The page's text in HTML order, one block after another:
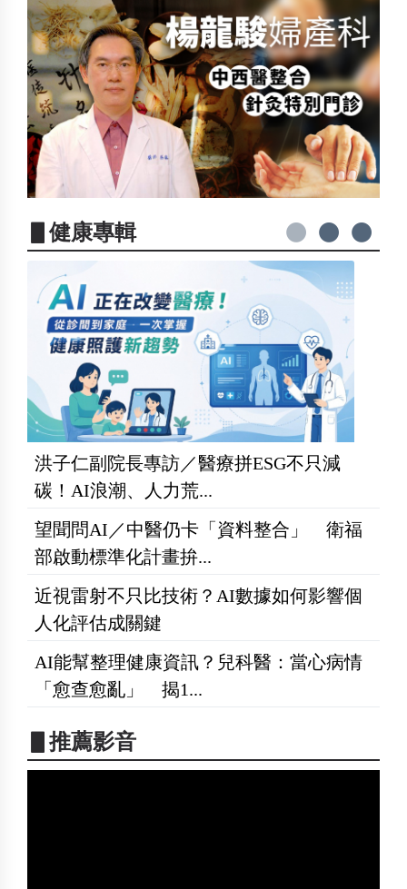
▋健康專輯
洪子仁副院長專訪／醫療拼ESG不只減
碳！AI浪潮、人力荒...
望聞問AI／中醫仍卡「資料整合」 衛福
部啟動標準化計畫拚...
近視雷射不只比技術？AI數據如何影響個
人化評估成關鍵
AI能幫整理健康資訊？兒科醫：當心病情
「愈查愈亂」 揭1...
▋推薦影音